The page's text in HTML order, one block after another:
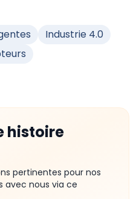
Industrie 4.0
histoire
pertinentes pour nos
avec nous via ce